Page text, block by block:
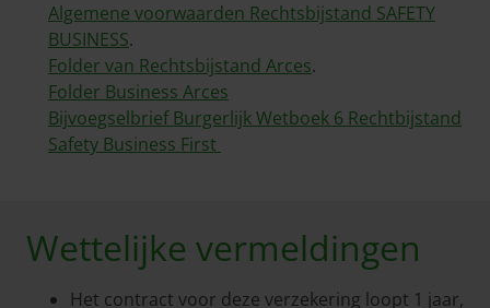
Algemene voorwaarden Rechtsbijstand SAFETY
BUSINESS.
Folder van Rechtsbijstand Arces.
Folder Business Arces
Bijvoegselbrief Burgerlijk Wetboek 6 Rechtbijstand
Safety Business First
Wettelijke vermeldingen
Het contract voor deze verzekering loopt 1 jaar,